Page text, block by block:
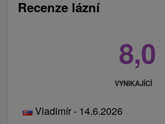
Recenze lázní
8,0
VYNIKAJÍCÍ
Vladimír - 14.6.2026